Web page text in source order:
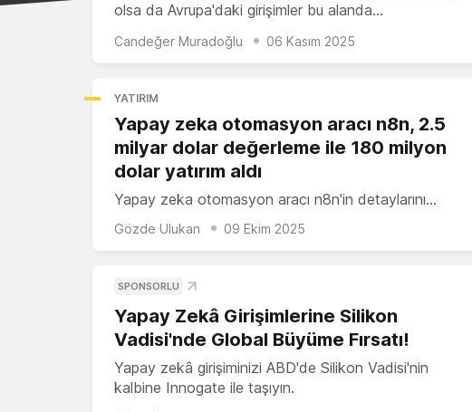
olsa da Avrupa'daki girişimler bu alanda…
Candeğer Muradoğlu 06 Kasım 2025
YATIRIM
Yapay zeka otomasyon aracı n8n, 2.5
milyar dolar değerleme ile 180 milyon
dolar yatırım aldı
Yapay zeka otomasyon aracı n8n'in detaylarını…
Gözde Ulukan 09 Ekim 2025
SPONSORLU
Yapay Zekâ Girişimlerine Silikon
Vadisi'nde Global Büyüme Fırsatı!
Yapay zekâ girişiminizi ABD'de Silikon Vadisi'nin
kalbine Innogate ile taşıyın.